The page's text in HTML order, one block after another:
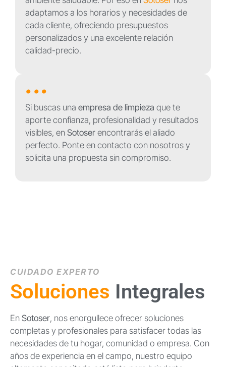
adaptamos a los horarios y necesidades de
cada cliente, ofreciendo presupuestos
personalizados y una excelente relación
calidad-precio.
...
Si buscas una empresa de limpieza que te
aporte confianza, profesionalidad y resultados
visibles, en Sotoser encontrarás el aliado
perfecto. Ponte en contacto con nosotros y
solicita una propuesta sin compromiso.
CUIDADO EXPERTO
Soluciones Integrales
En Sotoser, nos enorgullece ofrecer soluciones
completas y profesionales para satisfacer todas las
necesidades de tu hogar, comunidad o empresa. Con
años de experiencia en el campo, nuestro equipo